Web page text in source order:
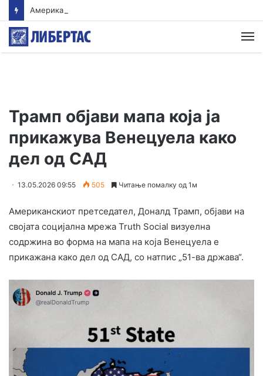
Трамп објави мапа која ја
прикажува Венецуела како
дел од САД
13.05.2026 09:55 505 Читање помалку од 1м
Американскиот претседател, Доналд Трамп, објави на
својата социјална мрежа Truth Social визуелна
содржина во форма на мапа на која Венецуела е
прикажана како дел од САД, со натпис „51-ва држава“.